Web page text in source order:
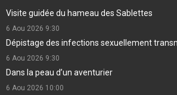
Visite guidée du hameau des Sablettes
6 Aou 2026 9:30
Dépistage des infections sexuellement
6 Aou 2026 9:30
Dans la peau d’un aventurier
6 Aou 2026 10:00